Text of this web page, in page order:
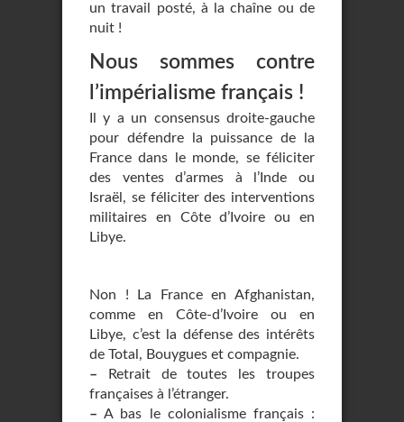
un travail posté, à la chaîne ou de
nuit !
Nous sommes contre
l’impérialisme français !
Il y a un consensus droite-gauche
pour défendre la puissance de la
France dans le monde, se féliciter
des ventes d’armes à l’Inde ou
Israël, se féliciter des interventions
militaires en Côte d’Ivoire ou en
Libye.
Non ! La France en Afghanistan,
comme en Côte-d’Ivoire ou en
Libye, c’est la défense des intérêts
de Total, Bouygues et compagnie.
– Retrait de toutes les troupes
françaises à l’étranger.
– A bas le colonialisme français :